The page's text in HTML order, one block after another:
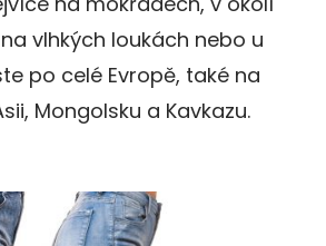
vlhkých loukách nebo u
po celé Evropě, také na
Mongolsku a Kavkazu.